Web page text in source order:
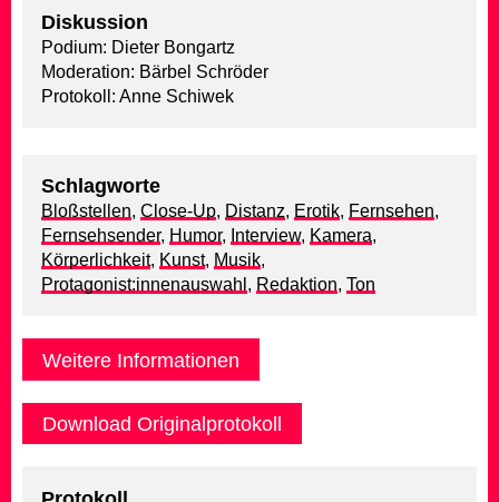
Diskussion
Podium: Dieter Bongartz
Moderation: Bärbel Schröder
Protokoll: Anne Schiwek
Schlagworte
Bloßstellen, Close-Up, Distanz, Erotik, Fernsehen,
Fernsehsender, Humor, Interview, Kamera,
Körperlichkeit, Kunst, Musik,
Protagonist:innenauswahl , Redaktion, Ton
Weitere Informationen
Download Originalprotokoll